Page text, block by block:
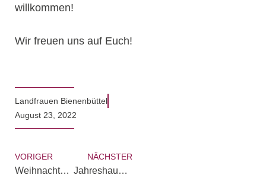
willkommen!
Wir freuen uns auf Euch!
Landfrauen Bienenbüttel
August 23, 2022
VORIGER
Weihnachtsfeier 2019 im Teramo
NÄCHSTER
Jahreshauptversammlung 2023 – Tagesordnung